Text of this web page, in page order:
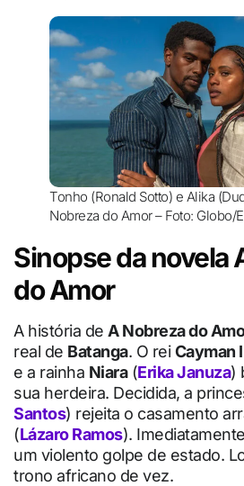
Tonho (Ronald Sotto) e Alika
Nobreza do Amor – Foto: Globo/
Sinopse da novela
do Amor
A história de A Nobreza do
real de Batanga. O reiCayman
e a rainha Niara(Erika Januza)
sua herdeira. Decidida, a
Santos) rejeita o casamento
(Lázaro Ramos).
um violento golpe de estado.
trono africano de vez.